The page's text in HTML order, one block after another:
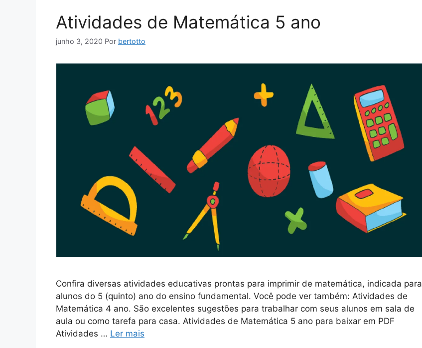
Atividades de Matemática 5 ano
junho 3, 2020 Por bertotto
Confira diversas atividades educativas prontas para imprimir de matemática, indicada para
alunos do 5 (quinto) ano do ensino fundamental. Você pode ver também: Atividades de
Matemática 4 ano. São excelentes sugestões para trabalhar com seus alunos em sala de
aula ou como tarefa para casa. Atividades de Matemática 5 ano para baixar em PDF
Atividades … Ler mais